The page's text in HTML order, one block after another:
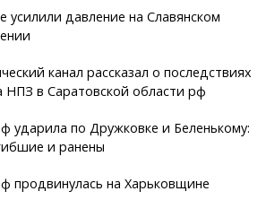
усилили давление на Славянском
канал рассказал о последствиях
НПЗ в Саратовской области рф
ударила по Дружковке и Беленькому:
и ранены
продвинулась на Харьковщине